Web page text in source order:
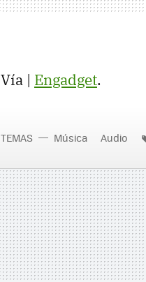
Vía | Engadget.
TEMAS Música Audio